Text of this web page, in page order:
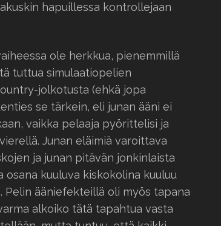
hapuillessa kontrollejaan
ole herkkua, pienemmillä
tuttua simulaatiopelien
jolkotusta (ehkä jopa
se tärkein, eli junan ääni ei
vaikka pelaaja pyörittelisi ja
Junan eläimiä varoittava
ja junan pitävän jonkinlaista
osana kuuluva kiskokolina kuuluu
Pelin ääniefekteillä oli myös tapana
alkoiko tätä tapahtua vasta